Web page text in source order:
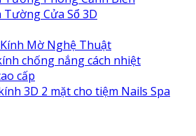
Cửa Sổ 3D
Mờ Nghệ Thuật
chống nắng cách nhiệt
cấp
3D 2 mặt cho tiệm Nails Spa